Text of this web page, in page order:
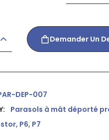
Demander Un
DEP-007
Parasols à mât déporté
P6, P7